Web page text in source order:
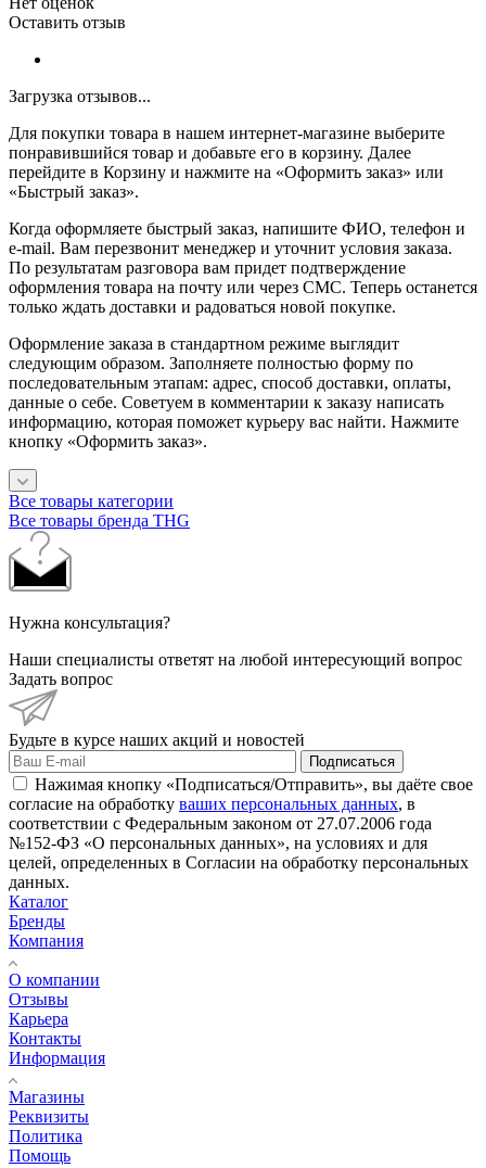
Оставить отзыв
Загрузка отзывов...
Для покупки товара в нашем интернет-магазине выберите
понравившийся товар и добавьте его в корзину. Далее
перейдите в Корзину и нажмите на «Оформить заказ» или
«Быстрый заказ».
Когда оформляете быстрый заказ, напишите ФИО, телефон и
e-mail. Вам перезвонит менеджер и уточнит условия заказа.
По результатам разговора вам придет подтверждение
оформления товара на почту или через СМС. Теперь останется
только ждать доставки и радоваться новой покупке.
Оформление заказа в стандартном режиме выглядит
следующим образом. Заполняете полностью форму по
последовательным этапам: адрес, способ доставки, оплаты,
данные о себе. Советуем в комментарии к заказу написать
информацию, которая поможет курьеру вас найти. Нажмите
кнопку «Оформить заказ».
Все товары категории
Все товары бренда THG
Нужна консультация?
Наши специалисты ответят на любой интересующий вопрос
Задать вопрос
Будьте в курсе наших акций и новостей
Подписаться
Нажимая кнопку «Подписаться/Отправить», вы даёте свое
согласие на обработку ваших персональных данных, в
соответствии с Федеральным законом от 27.07.2006 года
№152-ФЗ «О персональных данных», на условиях и для
целей, определенных в Согласии на обработку персональных
данных.
Каталог
Бренды
Компания
О компании
Отзывы
Карьера
Контакты
Информация
Магазины
Реквизиты
Политика
Помощь